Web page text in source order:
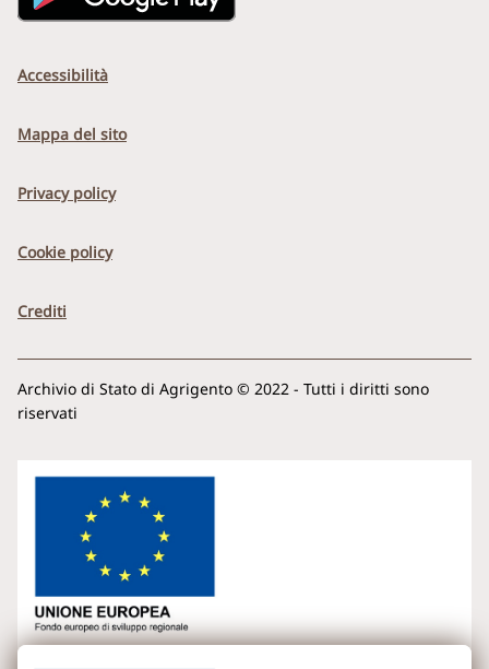
Accessibilità
Mappa del sito
Privacy policy
Cookie policy
Crediti
Archivio di Stato di Agrigento © 2022 - Tutti i diritti sono
riservati